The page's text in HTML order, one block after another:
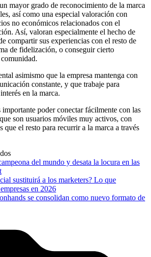
mayor grado de reconocimiento de la marca
así como una especial valoración con
no económicos relacionados con el
Así, valoran especialmente el hecho de
compartir sus experiencias con el resto de
de fidelización, o conseguir cierto
asimismo que la empresa mantenga con
constante, y que trabaje para
en la marca.
importante poder conectar fácilmente con las
son usuarios móviles muy activos, con
que el resto para recurrir a la marca a través
del mundo y desata la locura en las
sustituirá a los marketers? Lo que
en 2026
se consolidan como nuevo formato de